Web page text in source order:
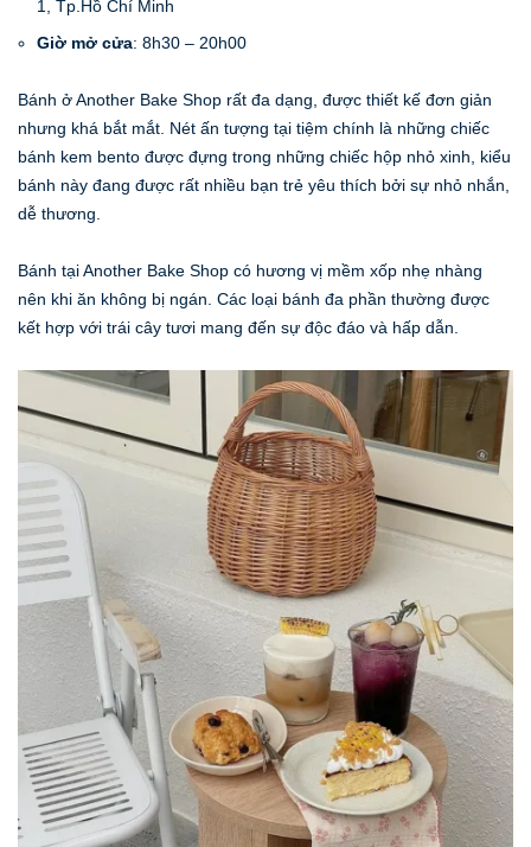
1, Tp.Hồ Chí Minh
Giờ mở cửa: 8h30 – 20h00
Bánh ở Another Bake Shop rất đa dạng, được thiết kế đơn giản
nhưng khá bắt mắt. Nét ấn tượng tại tiệm chính là những chiếc
bánh kem bento được đựng trong những chiếc hộp nhỏ xinh, kiểu
bánh này đang được rất nhiều bạn trẻ yêu thích bởi sự nhỏ nhắn,
dễ thương.
Bánh tại Another Bake Shop có hương vị mềm xốp nhẹ nhàng
nên khi ăn không bị ngán. Các loại bánh đa phần thường được
kết hợp với trái cây tươi mang đến sự độc đáo và hấp dẫn.